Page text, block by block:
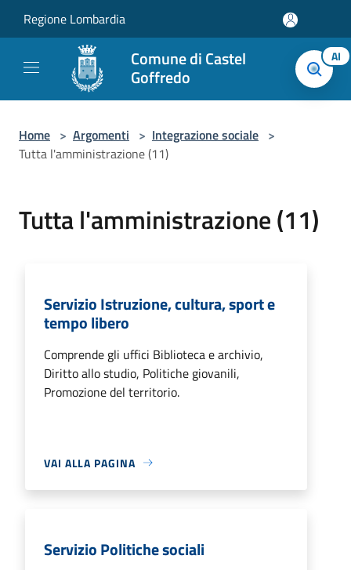
Regione Lombardia
Comune di Castel
Goffredo
AI
Home > Argomenti > Integrazione sociale >
Tutta l'amministrazione (11)
Tutta l'amministrazione (11)
Servizio Istruzione, cultura, sport e
tempo libero
Comprende gli uffici Biblioteca e archivio,
Diritto allo studio, Politiche giovanili,
Promozione del territorio.
VAI ALLA PAGINA
Servizio Politiche sociali